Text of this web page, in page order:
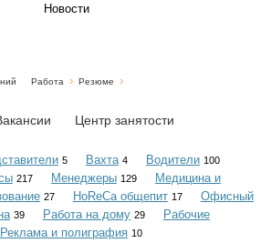
Новости
Объявления
Работа Резюме
Центр занятости
5 Вахта 4 Водители 100
217 Менеджеры 129
Медицина и
27 HoReCa общепит 17
Офисный
39 Работа на дому 29
Рабочие
Реклама и полиграфия 10